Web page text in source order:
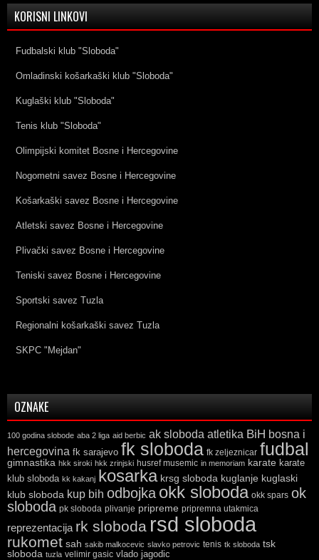
KORISNI LINKOVI
Fudbalski klub "Sloboda"
Omladinski košarkaški klub "Sloboda"
Kuglaški klub "Sloboda"
Tenis klub "Sloboda"
Olimpijski komitet Bosne i Hercegovine
Nogometni savez Bosne i Hercegovine
Košarkaški savez Bosne i Hercegovine
Atletski savez Bosne i Hercegovine
Plivački savez Bosne i Hercegovine
Teniski savez Bosne i Hercegovine
Sportski savez Tuzla
Regionalni košarkaški savez Tuzla
SKPC "Mejdan"
OZNAKE
100 godina slobode aba 2 liga aid berbic ak sloboda atletika BiH bosna i
hercegovina fk sarajevo fk sloboda fk zeljeznicar fudbal
gimnastika hkk siroki hkk zrinjski husref musemic in memoriam karate karate
klub sloboda kk kakanj kosarka krsg sloboda kuglanje kuglaski
klub sloboda kup bih odbojka okk sloboda okk spars ok
sloboda pk sloboda plivanje pripreme pripremna utakmica
reprezentacija rk sloboda rsd sloboda
rukomet sah sakib malkocevic slavko petrovic tenis tk sloboda tsk
sloboda tuzla velimir gasic vlado jagodic